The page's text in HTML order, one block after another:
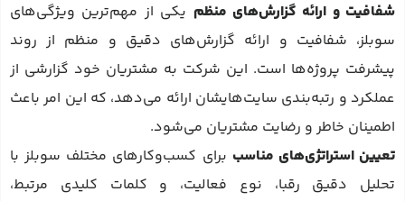
شفافیت و ارائه گزارش‌های منظم یکی از مهم‌ترین ویژگی‌های
سوبلز، شفافیت و ارائه گزارش‌های دقیق و منظم از روند
پیشرفت پروژه‌ها است. این شرکت به مشتریان خود گزارشی از
عملکرد و رتبه‌بندی سایت‌هایشان ارائه می‌دهد، که این امر باعث
اطمینان خاطر و رضایت مشتریان می‌شود.
تعیین استراتژی‌های مناسب برای کسب‌وکارهای مختلف سوبلز با
تحلیل دقیق رقبا، نوع فعالیت، و کلمات کلیدی مرتبط،